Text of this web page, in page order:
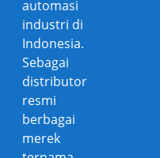
automasi
industri di
Indonesia.
Sebagai
distributor
resmi
berbagai
merek